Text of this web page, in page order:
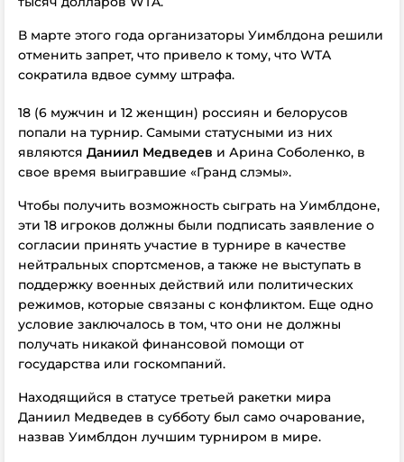
В марте этого года организаторы Уимблдона решили
отменить запрет, что привело к тому, что WTA
сократила вдвое сумму штрафа.
18 (6 мужчин и 12 женщин) россиян и белорусов
попали на турнир. Самыми статусными из них
являются Даниил Медведев и Арина Соболенко, в
свое время выигравшие «Гранд слэмы».
Чтобы получить возможность сыграть на Уимблдоне,
эти 18 игроков должны были подписать заявление о
согласии принять участие в турнире в качестве
нейтральных спортсменов, а также не выступать в
поддержку военных действий или политических
режимов, которые связаны с конфликтом. Еще одно
условие заключалось в том, что они не должны
получать никакой финансовой помощи от
государства или госкомпаний.
Находящийся в статусе третьей ракетки мира
Даниил Медведев в субботу был само очарование,
назвав Уимблдон лучшим турниром в мире.